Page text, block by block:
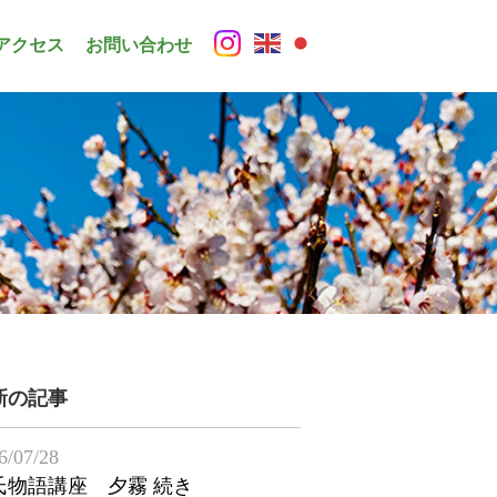
クセス お問い合わせ
の記事
物語講座 夕霧 続き
07/28